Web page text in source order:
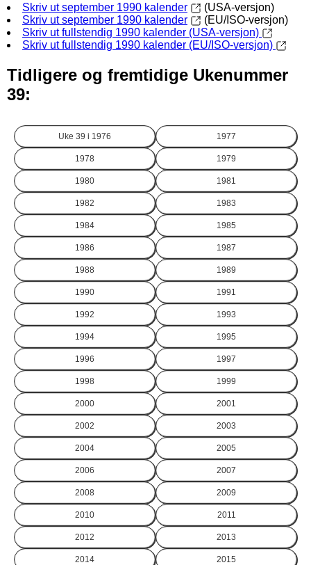
Skriv ut september 1990 kalender
(USA-versjon)
Skriv ut september 1990 kalender
(EU/ISO-versjon)
Skriv ut fullstendig 1990 kalender (USA-versjon)
Skriv ut fullstendig 1990 kalender (EU/ISO-versjon)
Tidligere og fremtidige Ukenummer
39:
Uke 39 i 1976 1977
1978 1979
1980 1981
1982 1983
1984 1985
1986 1987
1988 1989
1990 1991
1992 1993
1994 1995
1996 1997
1998 1999
2000 2001
2002 2003
2004 2005
2006 2007
2008 2009
2010 2011
2012 2013
2014 2015